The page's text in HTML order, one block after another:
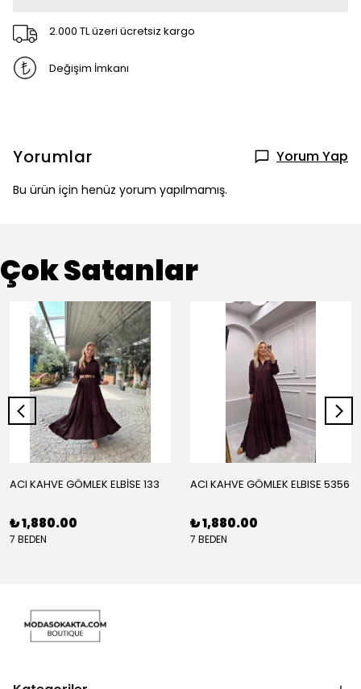
2.000 TL üzeri ücretsiz kargo
Değişim İmkanı
Yorumlar Yorum Yap
Bu ürün için henüz yorum yapılmamış.
Çok Satanlar
ACI KAHVE GÖMLEK ELBİSE 133
₺ 1,880.00
7 BEDEN
ACI KAHVE GÖMLEK ELBISE 5356
₺ 1,880.00
7 BEDEN